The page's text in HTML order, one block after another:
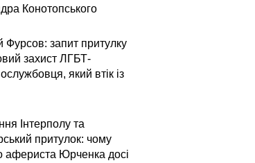
Конотопського
Фурсов: запит притулку
захист ЛГБТ-
який втік із
Інтерполу та
притулок: чому
афериста Юрченка досі